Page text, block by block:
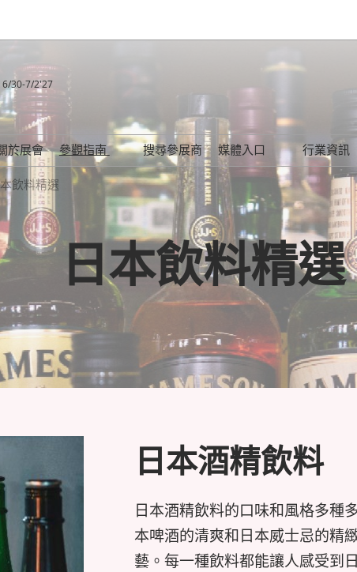
30-7/2'27
於展會
參觀指南
品味日本飲食和文化
會場信息/交通指南
Participation Policy
搜尋參展商
媒體入口
下載展會Logo
行業資訊
2025
飲料精選
日本飲料精選
日本酒精飲料
日本酒精飲料的口味和風格多種
本啤酒的清爽和日本威士忌的精
藝。每一種飲料都能讓人感受到